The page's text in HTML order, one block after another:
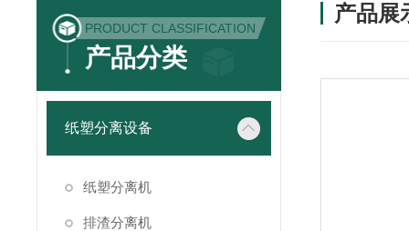
PRODUCT CLASSIFICATION
产品分类
纸塑分离设备
纸塑分离机
排渣分离机
产品展